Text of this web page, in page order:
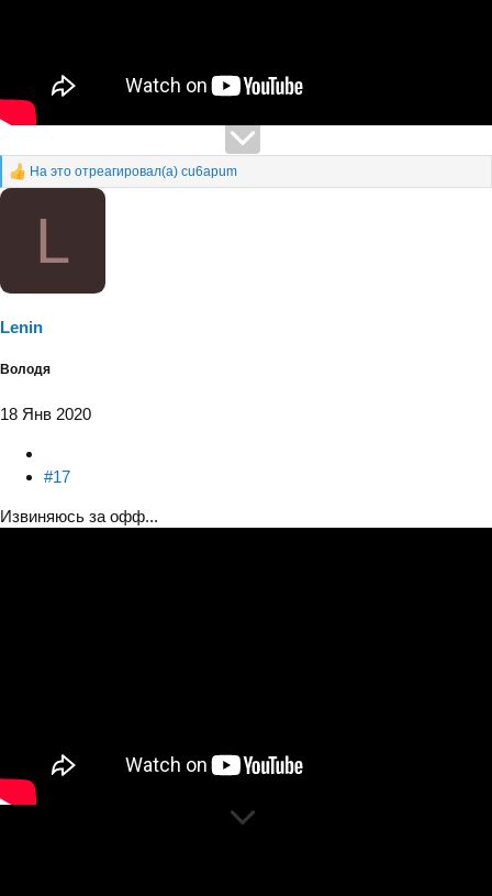
Р
На это отреагировал(а) cu6apum
L
Lenin
Володя
18 Янв 2020
#17
Извиняюсь за офф...